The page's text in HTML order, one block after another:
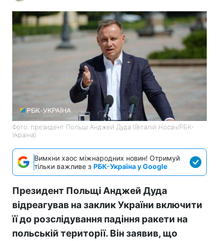
Фото: президент Польщі Анджей Дуда (Віталій Носач/РБК-
Україна)
Вимкни хаос міжнародних новин! Отримуй
тільки важливе з РБК-Україна у Google
Президент Польщі Анджей Дуда
відреагував на заклик України включити
її до розслідування падіння ракети на
польській території. Він заявив, що